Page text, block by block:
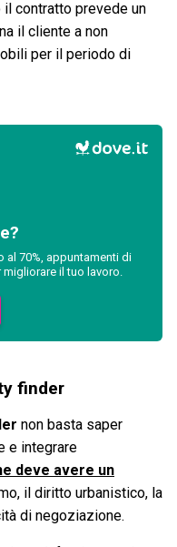
il contratto prevede un
il cliente a non
per il periodo di
al 70%, appuntamenti di
il tuo lavoro.
finder
non basta saper
e integrare
deve avere un
il diritto urbanistico, la
di negoziazione.